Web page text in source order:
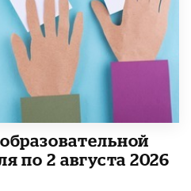
по 2 августа 2026